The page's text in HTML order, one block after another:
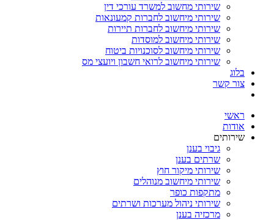
שירותי מחשוב למשרד עורכי דין
שירותי מיחשוב לחברות קמעונאות
שירותי מיחשוב לחברות תיירות
שירותי מיחשוב למוסדות
שירותי מיחשוב לסוכנויות ביטוח
שירותי מיחשוב לרואי חשבון ויועצי מס
בלוג
צור קשר
ראשי
אודות
שירותים
גיבוי בענן
שרתים בענן
שירותי מיקור חוץ
שירותי מיחשוב מנוהלים
מתקפות כופר
שירותי ניהול מערכות ושרתים
מרכזיה בענן